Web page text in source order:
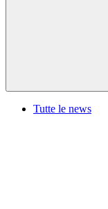
Tutte le news